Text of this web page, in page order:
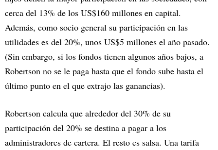
cerca del 13% de los US$160 millones en capital.
Además, como socio general su participación en las
utilidades es del 20%, unos US$5 millones el año pasado.
(Sin embargo, si los fondos tienen algunos años bajos, a
Robertson no se le paga hasta que el fondo sube hasta el
último punto en el que extrajo las ganancias).
Robertson calcula que alrededor del 30% de su
participación del 20% se destina a pagar a los
administradores de cartera. El resto es salsa. Una tarifa